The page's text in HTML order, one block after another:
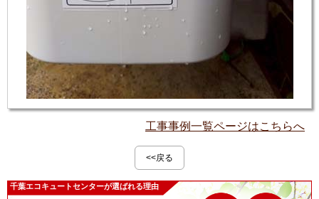
工事事例一覧ページはこちらへ
<<戻る
千葉エコキュートセンターが選ばれる理由